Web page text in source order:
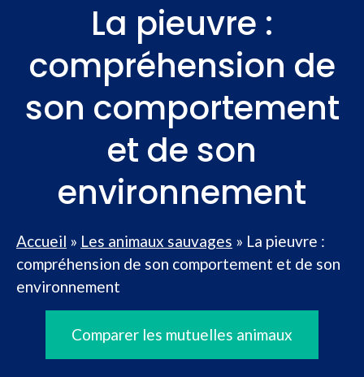
La pieuvre :
compréhension de
son comportement
et de son
environnement
Accueil » Les animaux sauvages » La pieuvre :
compréhension de son comportement et de son
environnement
Comparer les mutuelles animaux